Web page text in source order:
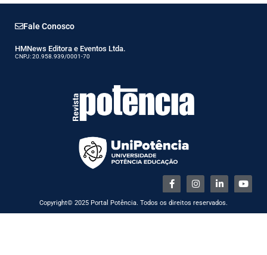
Fale Conosco
HMNews Editora e Eventos Ltda.
CNPJ: 20.958.939/0001-70
Copyright© 2025 Portal Potência. Todos os direitos reservados.